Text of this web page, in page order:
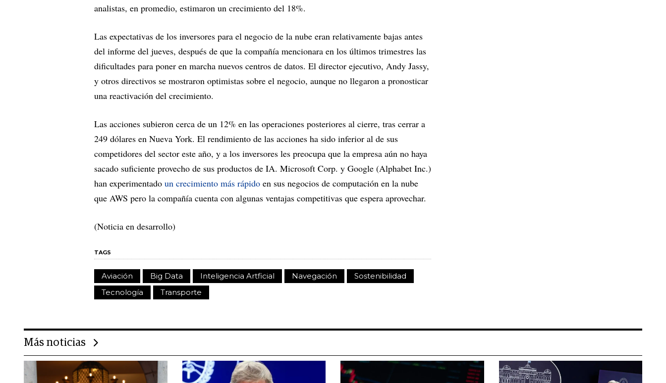
analistas, en promedio, estimaron un crecimiento del 18%.
Las expectativas de los inversores para el negocio de la nube eran relativamente bajas antes
del informe del jueves, después de que la compañía mencionara en los últimos trimestres las
dificultades para poner en marcha nuevos centros de datos. El director ejecutivo, Andy Jassy,
y otros directivos se mostraron optimistas sobre el negocio, aunque no llegaron a pronosticar
una reactivación del crecimiento.
Las acciones subieron cerca de un 12% en las operaciones posteriores al cierre, tras cerrar a
249 dólares en Nueva York. El rendimiento de las acciones ha sido inferior al de sus
competidores del sector este año, y a los inversores les preocupa que la empresa aún no haya
sacado suficiente provecho de sus productos de IA. Microsoft Corp. y Google (Alphabet Inc.)
han experimentado un crecimiento más rápido en sus negocios de computación en la nube
que AWS pero la compañía cuenta con algunas ventajas competitivas que espera aprovechar.
(Noticia en desarrollo)
TAGS
Aviación Big Data Inteligencia Artficial Navegación
Sostenibilidad
Tecnología
Transporte
Más noticias